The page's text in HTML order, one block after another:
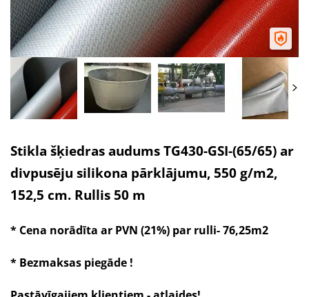
Stikla šķiedras audums TG430-GSI-(65/65) ar
divpusēju silikona pārklājumu, 550 g/m2,
152,5 cm. Rullis 50 m
* Cena norādīta ar PVN (21%) par rulli- 76,25m2
* Bezmaksas piegāde !